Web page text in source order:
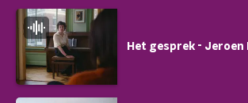
Het gesprek - Jeroen